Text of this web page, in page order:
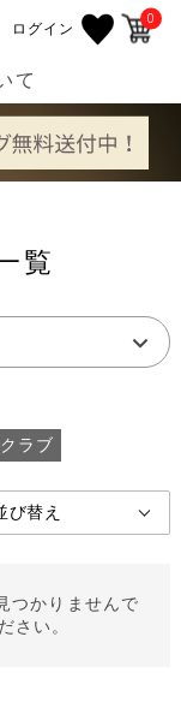
ログイン 0
て
覧
ラブ
つかりませんで
さい。